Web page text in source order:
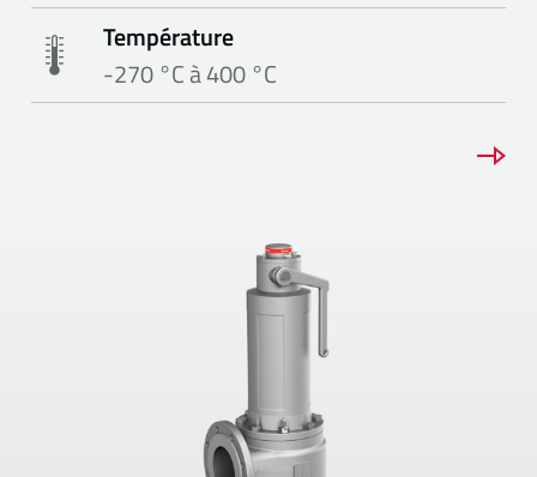
Température
-270 °C à 400 °C